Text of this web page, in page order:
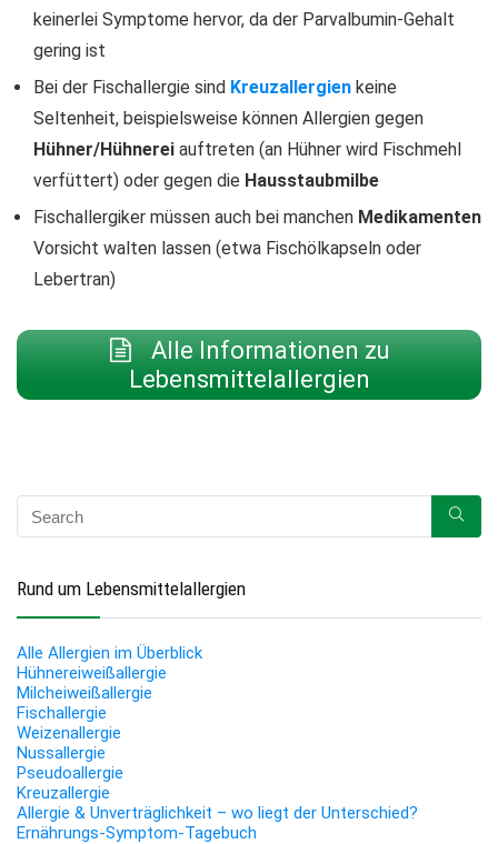
keinerlei Symptome hervor, da der Parvalbumin-Gehalt
gering ist
Bei der Fischallergie sind Kreuzallergien keine
Seltenheit, beispielsweise können Allergien gegen
Hühner/Hühnerei auftreten (an Hühner wird Fischmehl
verfüttert) oder gegen die Hausstaubmilbe
Fischallergiker müssen auch bei manchen Medikamenten
Vorsicht walten lassen (etwa Fischölkapseln oder
Lebertran)
Alle Informationen zu
Lebensmittelallergien
Rund um Lebensmittelallergien
Alle Allergien im Überblick
Hühnereiweißallergie
Milcheiweißallergie
Fischallergie
Weizenallergie
Nussallergie
Pseudoallergie
Kreuzallergie
Allergie & Unverträglichkeit – wo liegt der Unterschied?
Ernährungs-Symptom-Tagebuch